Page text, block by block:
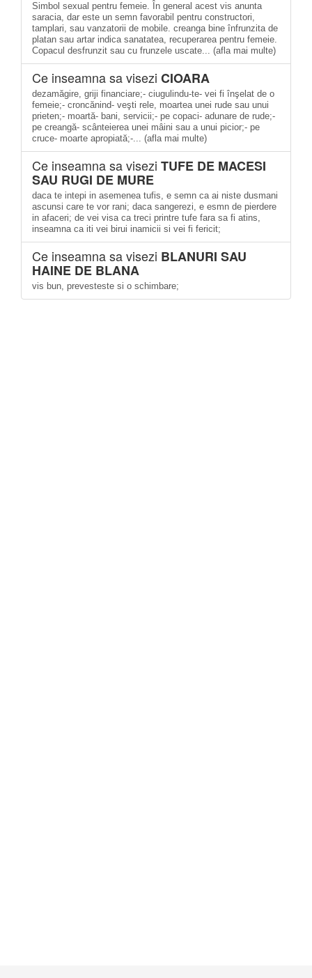
Simbol sexual pentru femeie. În general acest vis anunta
saracia, dar este un semn favorabil pentru constructori,
tamplari, sau vanzatorii de mobile. creanga bine înfrunzita de
platan sau artar indica sanatatea, recuperarea pentru femeie.
Copacul desfrunzit sau cu frunzele uscate... (afla mai multe)
Ce inseamna sa visezi CIOARA
dezamăgire, griji financiare;- ciugulindu-te- vei fi înşelat de o
femeie;- croncănind- veşti rele, moartea unei rude sau unui
prieten;- moartă- bani, servicii;- pe copaci- adunare de rude;-
pe creangă- scânteierea unei mâini sau a unui picior;- pe
cruce- moarte apropiată;-... (afla mai multe)
Ce inseamna sa visezi TUFE DE MACESI
SAU RUGI DE MURE
daca te intepi in asemenea tufis, e semn ca ai niste dusmani
ascunsi care te vor rani; daca sangerezi, e esmn de pierdere
in afaceri; de vei visa ca treci printre tufe fara sa fi atins,
inseamna ca iti vei birui inamicii si vei fi fericit;
Ce inseamna sa visezi BLANURI SAU
HAINE DE BLANA
vis bun, prevesteste si o schimbare;